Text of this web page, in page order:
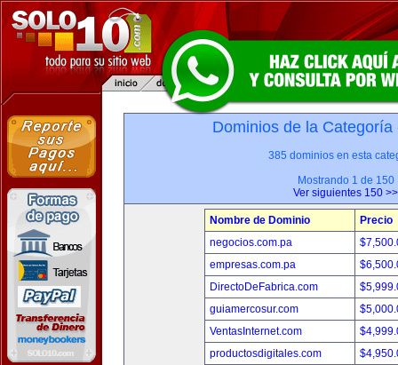
Dominios de la
385 dominios en esta
Mostrando 1 de 150
Ver siguientes 150 >>
Nombre de Dominio
Precio
negocios.com.pa
empresas.com.pa
DirectoDeFabrica.com
guiamercosur.com
VentasInternet.com
productosdigitales.com